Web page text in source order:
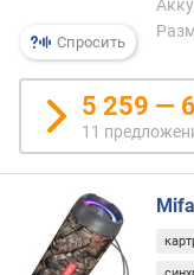
я
р
о
о
т
Спросить
5 259 —
11